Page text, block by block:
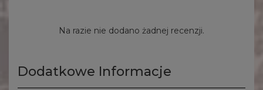
Na razie nie dodano żadnej recenzji.
Dodatkowe Informacje